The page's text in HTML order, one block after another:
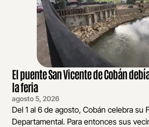
El puente San Vicente de Cobán
la feria
agosto 5, 2026
Del 1 al 6 de agosto, Cobán celebra su
Departamental. Para entonces sus